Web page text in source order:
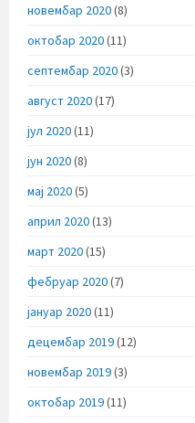
новембар 2020(8)
октобар 2020(11)
септембар 2020(3)
август 2020(17)
јул 2020(11)
јун 2020(8)
мај 2020(5)
април 2020(13)
март 2020(15)
фебруар 2020(7)
јануар 2020(11)
децембар 2019(12)
новембар 2019(3)
октобар 2019(11)